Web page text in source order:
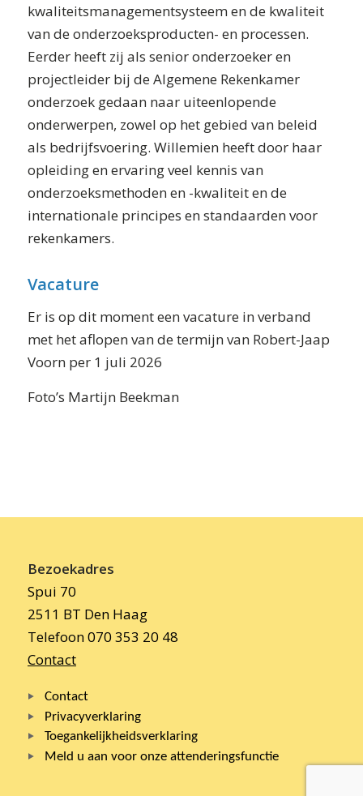
kwaliteitsmanagementsysteem en de kwaliteit
van de onderzoeksproducten- en processen.
Eerder heeft zij als senior onderzoeker en
projectleider bij de Algemene Rekenkamer
onderzoek gedaan naar uiteenlopende
onderwerpen, zowel op het gebied van beleid
als bedrijfsvoering. Willemien heeft door haar
opleiding en ervaring veel kennis van
onderzoeksmethoden en -kwaliteit en de
internationale principes en standaarden voor
rekenkamers.
Vacature
Er is op dit moment een vacature in verband
met het aflopen van de termijn van Robert-Jaap
Voorn per 1 juli 2026
Foto’s Martijn Beekman
Bezoekadres
Spui 70
2511 BT Den Haag
Telefoon 070 353 20 48
Contact
Contact
Privacyverklaring
Toegankelijkheidsverklaring
Meld u aan voor onze attenderingsfunctie